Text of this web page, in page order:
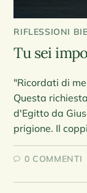
RIFLESSIONI
Tu sei
"Ricordati di
Questa
d'Egitto da
prigione. Il
0 COMMENTI